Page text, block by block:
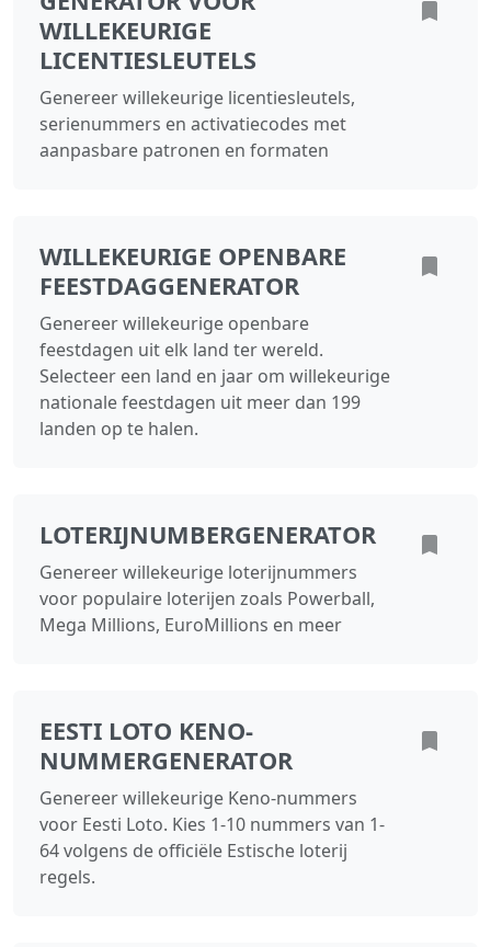
WILLEKEURIGE
LICENTIESLEUTELS
Genereer willekeurige licentiesleutels,
serienummers en activatiecodes met
aanpasbare patronen en formaten
WILLEKEURIGE OPENBARE
FEESTDAGGENERATOR
Genereer willekeurige openbare
feestdagen uit elk land ter wereld.
Selecteer een land en jaar om willekeurige
nationale feestdagen uit meer dan 199
landen op te halen.
LOTERIJNUMBERGENERATOR
Genereer willekeurige loterijnummers
voor populaire loterijen zoals Powerball,
Mega Millions, EuroMillions en meer
EESTI LOTO KENO-
NUMMERGENERATOR
Genereer willekeurige Keno-nummers
voor Eesti Loto. Kies 1-10 nummers van 1-
64 volgens de officiële Estische loterij
regels.